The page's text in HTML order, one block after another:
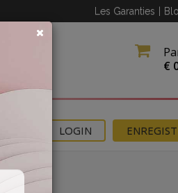
Les Garanties
€
LOGIN